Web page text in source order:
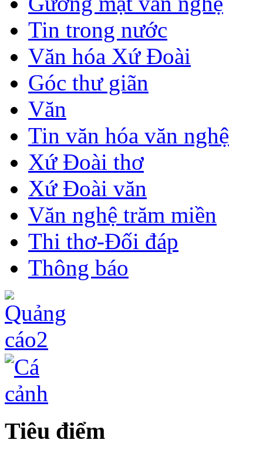
Tin trong nước
Văn hóa Xứ Đoài
Góc thư giãn
Văn
Tin văn hóa văn nghệ
Xứ Đoài thơ
Xứ Đoài văn
Văn nghệ trăm miền
Thi thơ-Đối đáp
Thông báo
Tiêu điểm